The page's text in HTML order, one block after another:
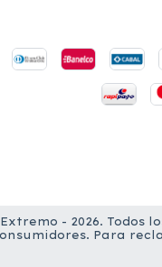
- 2026. Todos
Para